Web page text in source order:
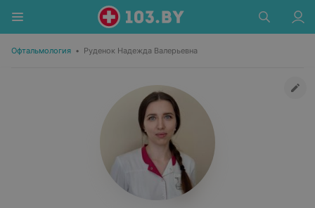
Офтальмология • Руденок Надежда Валерьевна